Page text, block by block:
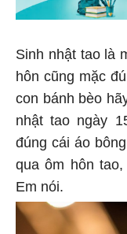
Sinh nhật tao là
hôn cũng mặc
con bánh bèo
nhật tao ngày
đúng cái áo
qua ôm hôn
Em nói.